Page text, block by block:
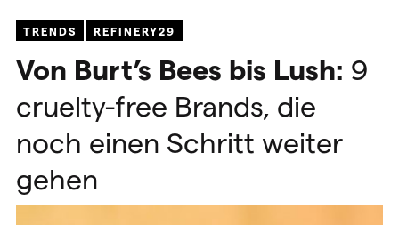
TRENDS REFINERY29
Von Burt’s Bees bis Lush: 9
cruelty-free Brands, die
noch einen Schritt weiter
gehen